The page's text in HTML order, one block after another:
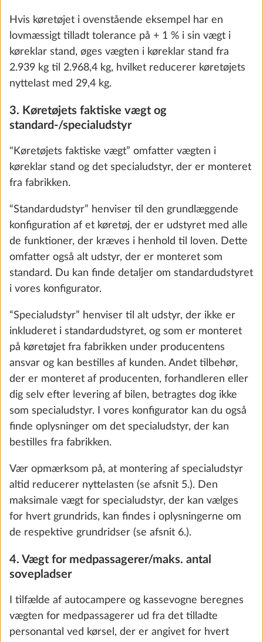
possible use of our website and to improve our
communication with you. We take your
preferences into account and process data for
statistics and marketing only if you give us your
consent by clicking on "Accept all". You can
Bageovn THETFORD med elektronisk
tænding og indvendig belysning, 36 liter
6.338 kr.
Tilføj
Emhætte DOMETIC med regulering af
styrke
3.221 kr.
Tilføj
Hvis køretøjet i ovenstående eksempel har en
lovmæssigt tilladt tolerance på + 1 % i sin vægt i
køreklar stand, øges vægten i køreklar stand fra
2.939 kg til 2.968,4 kg, hvilket reducerer køretøjets
nyttelast med 29,4 kg.
3. Køretøjets faktiske vægt og
standard-/specialudstyr
"Køretøjets faktiske vægt” omfatter vægten i
køreklar stand og det specialudstyr, der er monteret
fra fabrikken.
“Standardudstyr” henviser til den grundlæggende
konfiguration af et køretøj, der er udstyret med alle
de funktioner, der kræves i henhold til loven. Dette
omfatter også alt udstyr, der er monteret som
standard. Du kan finde detaljer om standardudstyret
i vores konfigurator.
“Specialudstyr” henviser til alt udstyr, der ikke er
inkluderet i standardudstyret, og som er monteret
på køretøjet fra fabrikken under producentens
ansvar og kan bestilles af kunden. Andet tilbehør,
der er monteret af producenten, forhandleren eller
dig selv efter levering af bilen, betragtes dog ikke
som specialudstyr. I vores konfigurator kan du også
finde oplysninger om det specialudstyr, der kan
bestilles fra fabrikken.
Vær opmærksom på, at montering af specialudstyr
altid reducerer nyttelasten (se afsnit 5.). Den
maksimale vægt for specialudstyr, der kan vælges
for hvert grundrids, kan findes i oplysningerne om
de respektive grundridser (se afsnit 6.).
4. Vægt for medpassagerer/maks. antal
sovepladser
I tilfælde af autocampere og kassevogne beregnes
vægten for medpassagerer ud fra det tilladte
personantal ved kørsel, der er angivet for hvert